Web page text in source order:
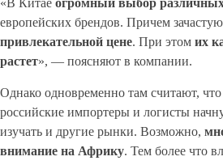
«В Китае огромный выбор
европейских брендов. Причем
привлекательной цене. При этом их
растет», — поясняют в компании.
Однако одновременно там считают,
российские импортеры и логисты
изучать и другие рынки. Возможно,
внимание на Африку. Тем более что